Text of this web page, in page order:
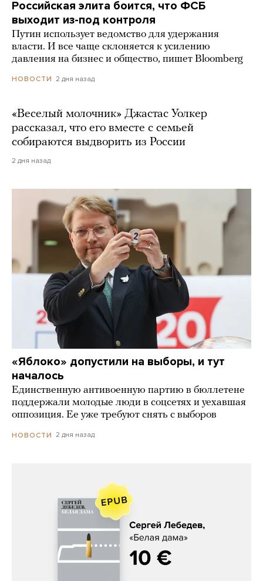
Российская элита боится, что ФСБ
выходит из-под контроля
Путин использует ведомство для удержания
власти. И все чаще склоняется к усилению
давления на бизнес и общество, пишет Bloomberg
НОВОСТИ 2 дня назад
«Веселый молочник» Джастас Уолкер
рассказал, что его вместе с семьей
собираются выдворить из России
2 дня назад
«Яблоко» допустили на выборы, и тут
началось
Единственную антивоенную партию в бюллетене
поддержали молодые люди в соцсетях и уехавшая
оппозиция. Ее уже требуют снять с выборов
НОВОСТИ 2 дня назад